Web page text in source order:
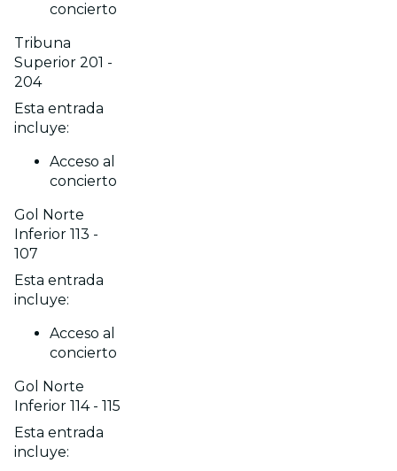
concierto
Tribuna
Superior 201 -
204
Esta entrada
incluye:
Acceso al
concierto
Gol Norte
Inferior 113 -
107
Esta entrada
incluye:
Acceso al
concierto
Gol Norte
Inferior 114 - 115
Esta entrada
incluye: